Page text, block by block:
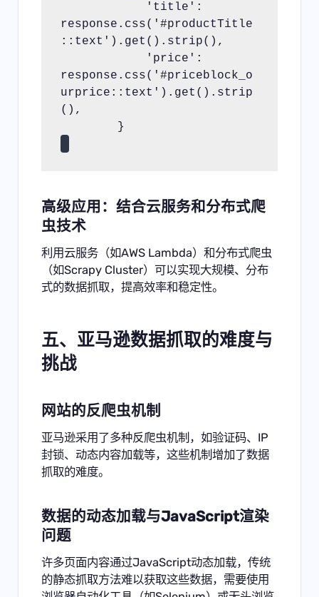
response.css('#productTitle
::text').get().strip(),
response.css('#priceblock_o
urprice::text').get().strip
(),
        }
高级应用：结合云服务和分布式爬
虫技术
利用云服务（如AWS Lambda）和分布式爬虫
（如Scrapy Cluster）可以实现大规模、分布
式的数据抓取，提高效率和稳定性。
五、亚马逊数据抓取的难度与
挑战
网站的反爬虫机制
亚马逊采用了多种反爬虫机制，如验证码、IP
封锁、动态内容加载等，这些机制增加了数据
抓取的难度。
数据的动态加载与JavaScript渲染
问题
许多页面内容通过JavaScript动态加载，传统
的静态抓取方法难以获取这些数据，需要使用